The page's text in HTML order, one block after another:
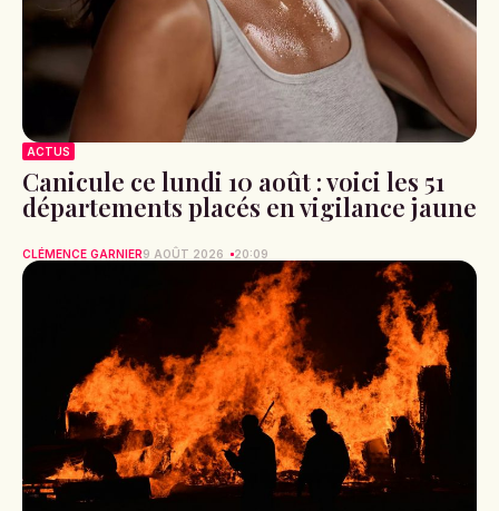
ACTUS
Canicule ce lundi 10 août : voici les 51
départements placés en vigilance jaune
CLÉMENCE GARNIER9 AOÛT 2026 20:09